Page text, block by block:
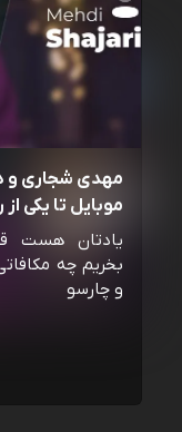
مهدی شجاری و
موبایل تا یکی
یادتان هست
بخریم چه
و چارسو